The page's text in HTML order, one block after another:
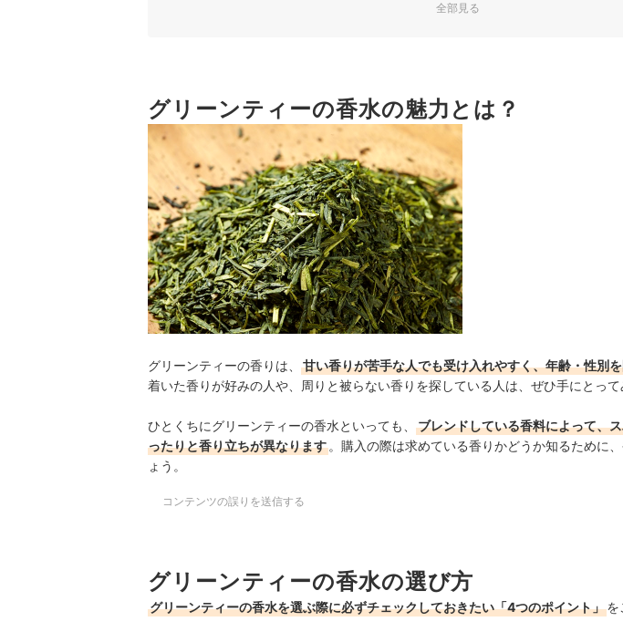
グリーンティーの香水全39商品おすすめ人気ランキング
香水を上手につけるポイントは？
グリーンティーの香水の売れ筋ランキングもチェック！
全部見る
グリーンティーの香水の魅力とは？
グリーンティーの香りは、 甘い香りが苦手な人でも受け入れやすく、年齢・性別
着いた香りが好みの人や、周りと被らない香りを探している人は、ぜひ手にとって
ひとくちにグリーンティーの香水といっても、
ブレンドしている香料によって、
ったりと香り立ちが異なります。購入の際は求めている香りかどうか知るために
ょう。
コンテンツの誤りを送信する
グリーンティーの香水の選び方
グリーンティーの香水を選ぶ際に必ずチェックしておきたい「4つのポイント」を